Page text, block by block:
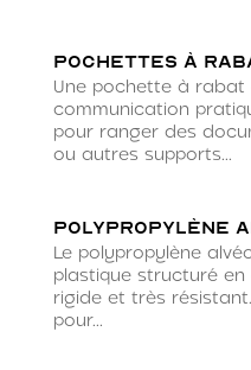
Pochettes à
Une pochette à rabat
communication
pour ranger des
ou autres supports...
Polypropylène
Le polypropylène
plastique structuré en
rigide et très
pour...